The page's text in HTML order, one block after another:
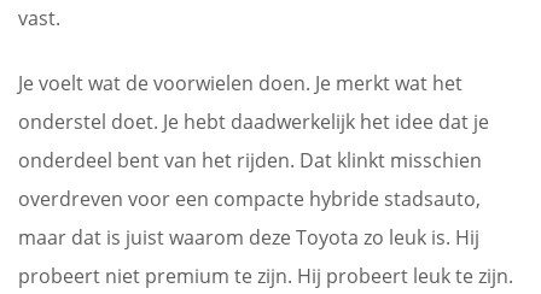
vast.
Je voelt wat de voorwielen doen. Je merkt wat het
onderstel doet. Je hebt daadwerkelijk het idee dat je
onderdeel bent van het rijden. Dat klinkt misschien
overdreven voor een compacte hybride stadsauto,
maar dat is juist waarom deze Toyota zo leuk is. Hij
probeert niet premium te zijn. Hij probeert leuk te zijn.